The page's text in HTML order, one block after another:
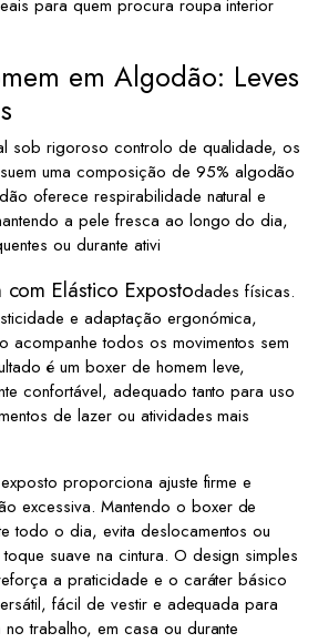
para quem procura roupa interior
em Algodão: Leves
sob rigoroso controlo de qualidade, os
uma composição de 95% algodão
oferece respirabilidade natural e
a pele fresca ao longo do dia,
ou durante ativi
Elástico Expostodades físicas.
e adaptação ergonómica,
acompanhe todos os movimentos sem
é um boxer de homem leve,
confortável, adequado tanto para uso
de lazer ou atividades mais
proporciona ajuste firme e
excessiva. Mantendo o boxer de
todo o dia, evita deslocamentos ou
suave na cintura. O design simples
a praticidade e o caráter básico
fácil de vestir e adequada para
trabalho, em casa ou durante